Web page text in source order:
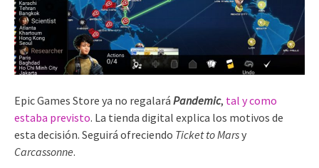
Epic Games Store ya no regalará Pandemic, tal y como
estaba previsto. La tienda digital explica los motivos de
esta decisión. Seguirá ofreciendo Ticket to Marsy
Carcassonne.